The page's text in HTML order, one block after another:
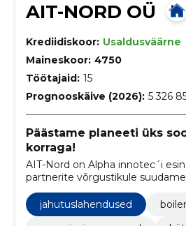
AIT-NORD OÜ
Krediidiskoor: Usaldusväärne
Maineskoor: 4750
Töötajaid: 15
Prognooskäive (2026): 5 326
Päästame planeeti üks
korraga!
AIT-Nord on Alpha innotec´i
partnerite võrgustikule
teenindust võimaldada üle kogu
jahutuslahendused